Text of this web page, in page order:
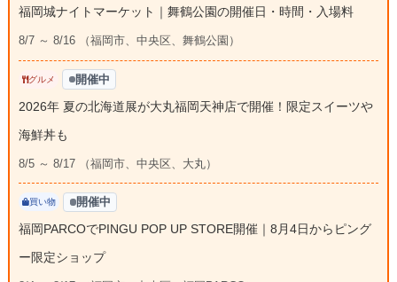
福岡城ナイトマーケット｜舞鶴公園の開催日・時間・入場料
8/7 ～ 8/16 （福岡市、中央区、舞鶴公園）
グルメ 開催中
2026年 夏の北海道展が大丸福岡天神店で開催！限定スイーツや
海鮮丼も
8/5 ～ 8/17 （福岡市、中央区、大丸）
買い物 開催中
福岡PARCOでPINGU POP UP STORE開催｜8月4日からピング
ー限定ショップ